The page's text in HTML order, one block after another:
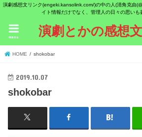
演劇感想文リンク(engeki.kansolink.com/)の中の人(清角克由
イト情報だけでなく、管理人の日々の思いも
演劇とかの感想
menu
HOME shokobar
2019.10.07
shokobar